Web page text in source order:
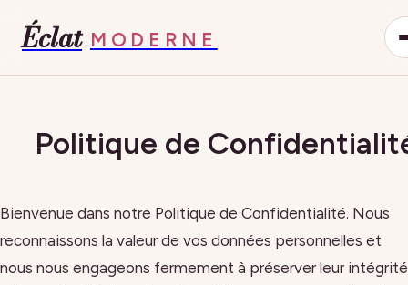
Éclat MODERNE
Politique de
Bienvenue dans notre Politique de Confidentialité. Nous
reconnaissons la valeur de vos données personnelles et
nous nous engageons fermement à préserver leur intégrité